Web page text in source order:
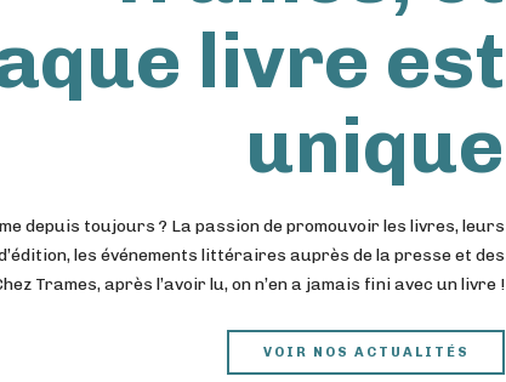
livre est
unique
depuis toujours ? La passion de promouvoir les livres, leurs
les événements littéraires auprès de la presse et des
Trames, après l’avoir lu, on n’en a jamais fini avec un livre !
VOIR NOS ACTUALITÉS